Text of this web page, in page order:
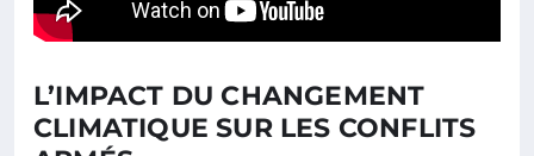
L’IMPACT DU CHANGEMENT
CLIMATIQUE SUR LES CONFLITS